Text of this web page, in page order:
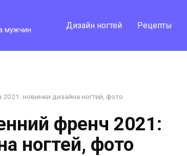
мужчин Дизайн ногтей Рецепты
новинки дизайна ногтей, фото
френч 2021:
ногтей, фото